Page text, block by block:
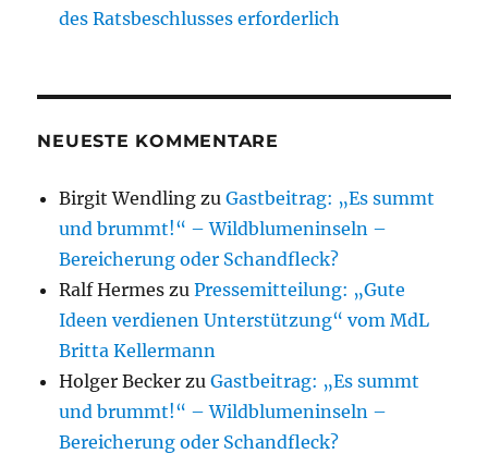
des Ratsbeschlusses erforderlich
NEUESTE KOMMENTARE
Birgit Wendling zuGastbeitrag: „Es summt
und brummt!“ – Wildblumeninseln –
Bereicherung oder Schandfleck?
Ralf Hermes zuPressemitteilung: „Gute
Ideen verdienen Unterstützung“ vom MdL
Britta Kellermann
Holger Becker zuGastbeitrag: „Es summt
und brummt!“ – Wildblumeninseln –
Bereicherung oder Schandfleck?